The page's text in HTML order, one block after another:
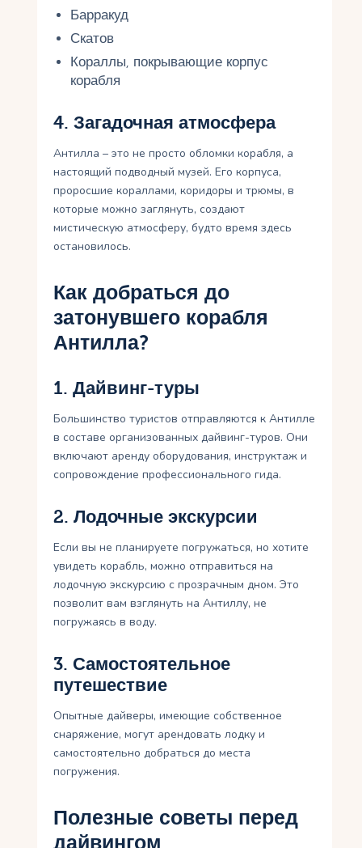
Барракуд
Скатов
Кораллы, покрывающие корпус
корабля
4. Загадочная атмосфера
Антилла – это не просто обломки корабля, а
настоящий подводный музей. Его корпуса,
проросшие кораллами, коридоры и трюмы, в
которые можно заглянуть, создают
мистическую атмосферу, будто время здесь
остановилось.
Как добраться до
затонувшего корабля
Антилла?
1. Дайвинг-туры
Большинство туристов отправляются к Антилле
в составе организованных дайвинг-туров. Они
включают аренду оборудования, инструктаж и
сопровождение профессионального гида.
2. Лодочные экскурсии
Если вы не планируете погружаться, но хотите
увидеть корабль, можно отправиться на
лодочную экскурсию с прозрачным дном. Это
позволит вам взглянуть на Антиллу, не
погружаясь в воду.
3. Самостоятельное
путешествие
Опытные дайверы, имеющие собственное
снаряжение, могут арендовать лодку и
самостоятельно добраться до места
погружения.
Полезные советы перед
дайвингом